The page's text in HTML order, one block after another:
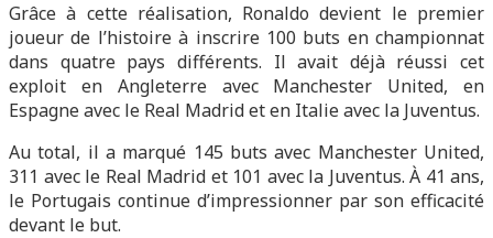
Grâce à cette réalisation, Ronaldo devient le premier
joueur de l’histoire à inscrire 100 buts en championnat
dans quatre pays différents. Il avait déjà réussi cet
exploit en Angleterre avec Manchester United, en
Espagne avec le Real Madrid et en Italie avec la Juventus.
Au total, il a marqué 145 buts avec Manchester United,
311 avec le Real Madrid et 101 avec la Juventus. À 41 ans,
le Portugais continue d’impressionner par son efficacité
devant le but.